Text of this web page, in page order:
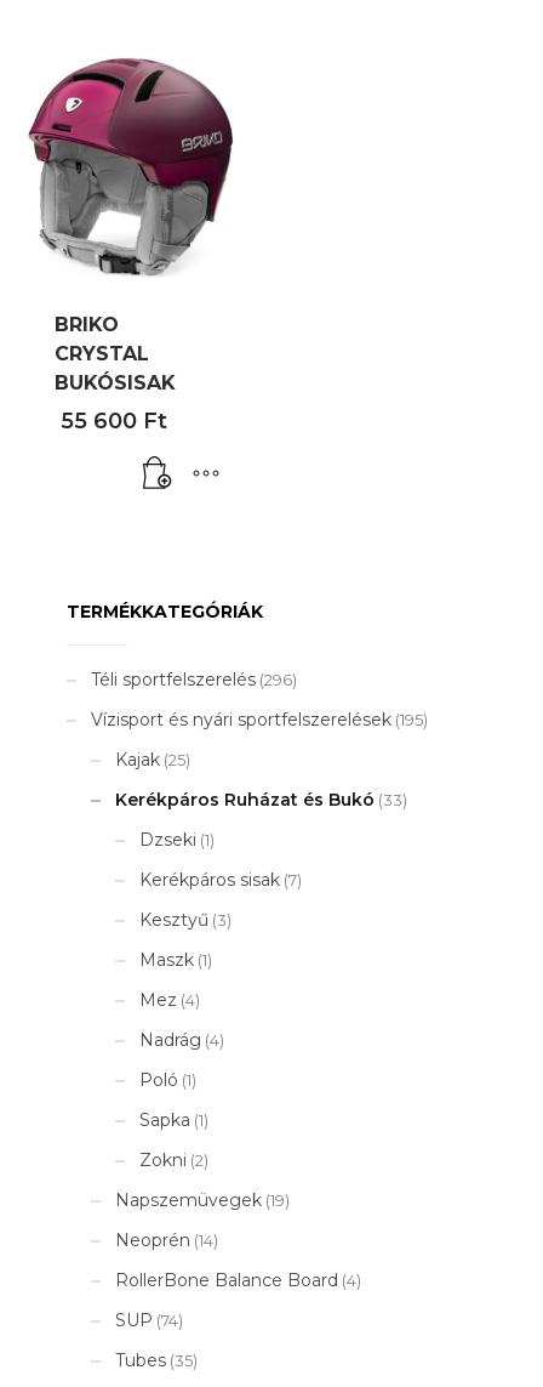
BRIKO
CRYSTAL
BUKÓSISAK
55 600 Ft
TERMÉKKATEGÓRIÁK
Téli sportfelszerelés (296)
Vízisport és nyári sportfelszerelések (195)
Kajak (25)
Kerékpáros Ruházat és Bukó (33)
Dzseki (1)
Kerékpáros sisak (7)
Kesztyű (3)
Maszk (1)
Mez (4)
Nadrág (4)
Poló (1)
Sapka (1)
Zokni (2)
Napszemüvegek (19)
Neoprén (14)
RollerBone Balance Board (4)
SUP (74)
Tubes (35)